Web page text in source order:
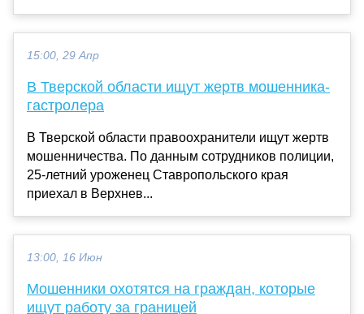
15:00, 29 Апр
В Тверской области ищут жертв мошенника-
гастролера
В Тверской области правоохранители ищут жертв
мошенничества. По данным сотрудников полиции,
25-летний уроженец Ставропольского края
приехал в Верхнев...
13:00, 16 Июн
Мошенники охотятся на граждан, которые
ищут работу за границей